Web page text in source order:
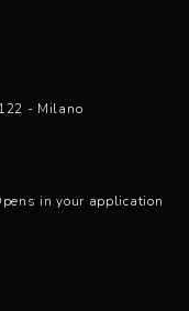
- Milano
in your application